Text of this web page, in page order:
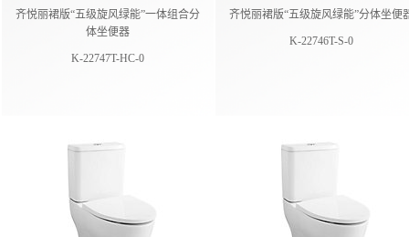
齐悦丽裙版“五级旋风绿能”一体组合分
体坐便器
K-22747T-HC-0
齐悦丽裙版“五级旋风绿能”分体坐便
K-22746T-S-0